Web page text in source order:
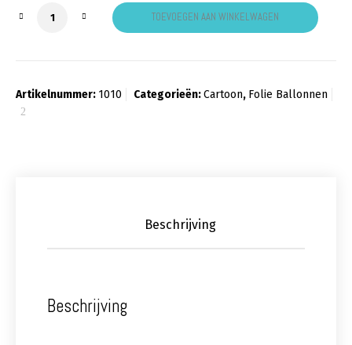
Hello Kitty hartje aantalTOEVOEGEN AAN WINKELWAGEN
Artikelnummer: 1010 Categorieën:Cartoon, Folie Ballonnen
Beschrijving
Beschrijving